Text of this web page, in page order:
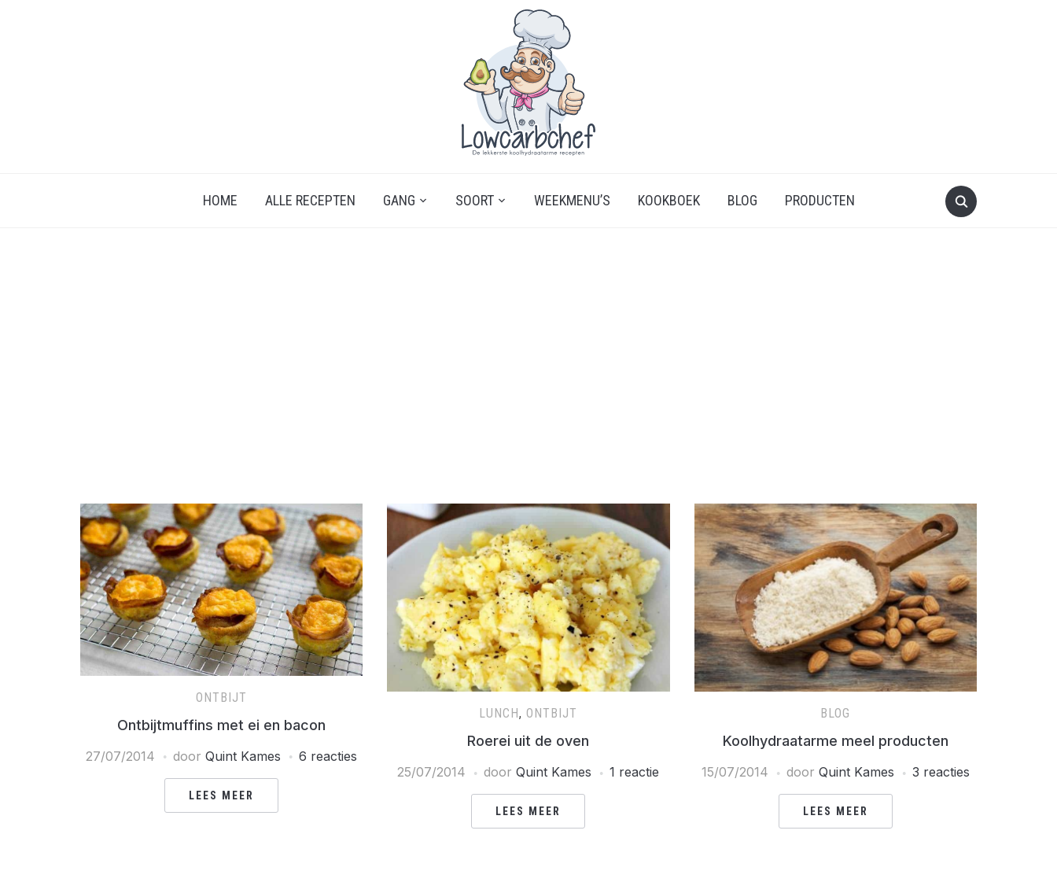
HOME ALLE RECEPTEN GANG SOORT WEEKMENU’S KOOKBOEK BLOG PRODUCTEN
ONTBIJT
Ontbijtmuffins met ei en bacon
27/07/2014 doorQuint Kames 6 reacties
LEES MEER
LUNCH, ONTBIJT
Roerei uit de oven
25/07/2014 doorQuint Kames 1 reactie
LEES MEER
BLOG
Koolhydraatarme meel producten
15/07/2014 door Quint Kames 3 reacties
LEES MEER